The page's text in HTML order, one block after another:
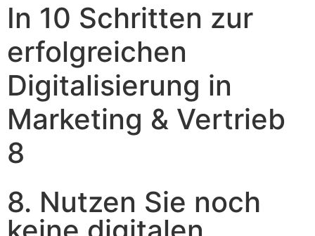
In 10 Schritten zur
erfolgreichen
Digitalisierung in
Marketing & Vertrieb
8
8. Nutzen Sie noch